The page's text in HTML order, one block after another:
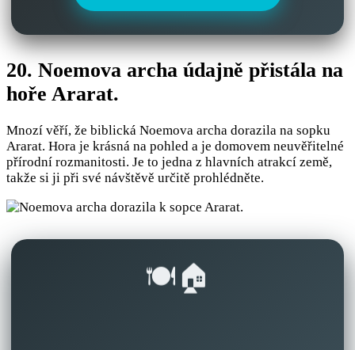
20. Noemova archa údajně přistála na
hoře Ararat.
Mnozí věří, že biblická Noemova archa dorazila na sopku
Ararat. Hora je krásná na pohled a je domovem neuvěřitelné
přírodní rozmanitosti. Je to jedna z hlavních atrakcí země,
takže si ji při své návštěvě určitě prohlédněte.
🍽️🏠